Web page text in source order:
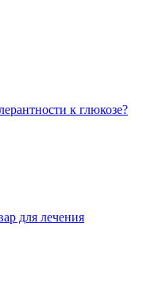
к глюкозе?
для лечения